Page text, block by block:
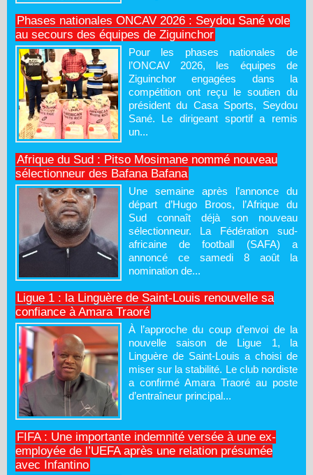
Phases nationales ONCAV 2026 : Seydou Sané vole
au secours des équipes de Ziguinchor
Pour les phases nationales de
l’ONCAV 2026, les équipes de
Ziguinchor engagées dans la
compétition ont reçu le soutien du
président du Casa Sports, Seydou
Sané. Le dirigeant sportif a remis
un...
Afrique du Sud : Pitso Mosimane nommé nouveau
sélectionneur des Bafana Bafana
Une semaine après l’annonce du
départ d’Hugo Broos, l’Afrique du
Sud connaît déjà son nouveau
sélectionneur. La Fédération sud-
africaine de football (SAFA) a
annoncé ce samedi 8 août la
nomination de...
Ligue 1 : la Linguère de Saint-Louis renouvelle sa
confiance à Amara Traoré
À l’approche du coup d’envoi de la
nouvelle saison de Ligue 1, la
Linguère de Saint-Louis a choisi de
miser sur la stabilité. Le club nordiste
a confirmé Amara Traoré au poste
d’entraîneur principal...
FIFA : Une importante indemnité versée à une ex-
employée de l’UEFA après une relation présumée
avec Infantino